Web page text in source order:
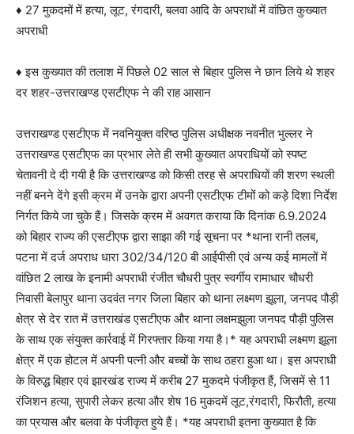
♦️ 27 मुकदमों में हत्या, लूट, रंगदारी, बलवा आदि के अपराधों में वांछित कुख्यात
अपराधी
♦️ इस कुख्यात की तलाश में पिछले 02 साल से बिहार पुलिस ने छान लिये थे शहर
दर शहर-उत्तराखण्ड एसटीएफ ने की राह आसान
उत्तराखण्ड एसटीएफ में नवनियुक्त वरिष्ठ पुलिस अधीक्षक नवनीत भुल्लर ने
उत्तराखण्ड एसटीएफ का प्रभार लेते ही सभी कुख्यात अपराधियों को स्पष्ट
चेतावनी दे दी गयी है कि उत्तराखण्ड को किसी तरह से अपराधियों की शरण स्थली
नहीं बनने देंगे इसी क्रम में उनके द्वारा अपनी एसटीएफ टीमों को कड़े दिशा निर्देश
निर्गत किये जा चुके हैं। जिसके क्रम में अवगत कराया कि दिनांक 6.9.2024
को बिहार राज्य की एसटीएफ द्वारा साझा की गई सूचना पर *थाना रानी तलब,
पटना में दर्ज अपराध धारा 302/34/120 बी आईपीसी एवं अन्य कई मामलों में
वांछित 2 लाख के इनामी अपराधी रंजीत चौधरी पुत्र स्वर्गीय रामाधार चौधरी
निवासी बेलापुर थाना उदवंत नगर जिला बिहार को थाना लक्ष्मण झूला, जनपद पौड़ी
क्षेत्र से देर रात में उत्तराखंड एसटीएफ और थाना लक्षमझुला जनपद पौड़ी पुलिस
के साथ एक संयुक्त कार्रवाई में गिरफ्तार किया गया है।* यह अपराधी लक्ष्मण झूला
क्षेत्र में एक होटल में अपनी पत्नी और बच्चों के साथ ठहरा हुआ था। इस अपराधी
के विरुद्ध बिहार एवं झारखंड राज्य में करीब 27 मुकदमे पंजीकृत हैं, जिसमें से 11
रंजिशन हत्या, सुपारी लेकर हत्या और शेष 16 मुकदमें लूट,रंगदारी, फिरौती, हत्या
का प्रयास और बलवा के पंजीकृत हुये हैं। *यह अपराधी इतना कुख्यात है कि